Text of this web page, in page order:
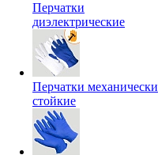
Перчатки
диэлектрические
Перчатки механически
стойкие